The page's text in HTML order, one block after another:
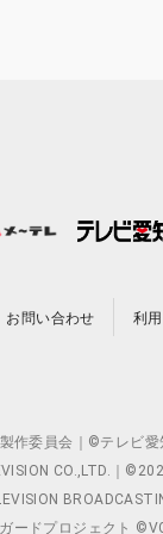
お問い合わせ 利
委員会｜©テレビ
CO.,LTD.｜
ードプロジェクト